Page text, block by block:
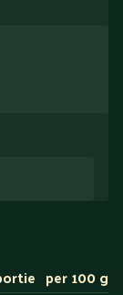
per 100 g